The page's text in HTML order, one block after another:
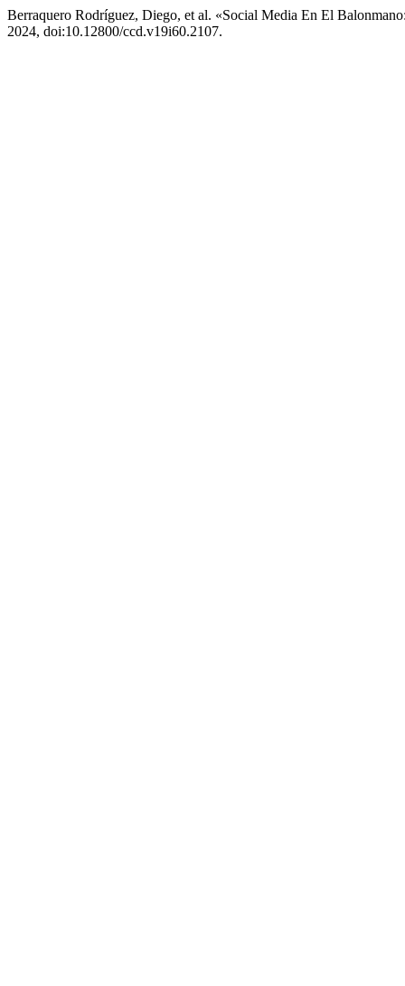
Berraquero Rodríguez, Diego, et al. «Social Media En El
2024, doi:10.12800/ccd.v19i60.2107.